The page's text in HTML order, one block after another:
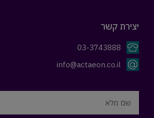
יצירת קשר
03-3743888
info@actaeon.co.il